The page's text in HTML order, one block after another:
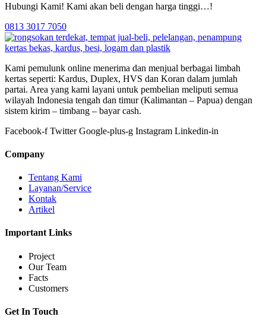
Hubungi Kami! Kami akan beli dengan harga tinggi…!
0813 3017 7050
Kami pemulunk online menerima dan menjual berbagai limbah
kertas seperti: Kardus, Duplex, HVS dan Koran dalam jumlah
partai. Area yang kami layani untuk pembelian meliputi semua
wilayah Indonesia tengah dan timur (Kalimantan – Papua) dengan
sistem kirim – timbang – bayar cash.
Facebook-f Twitter Google-plus-g Instagram Linkedin-in
Company
Tentang Kami
Layanan/Service
Kontak
Artikel
Important Links
Project
Our Team
Facts
Customers
Get In Touch